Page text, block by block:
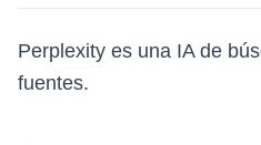
Perplexity es una IA de
fuentes.